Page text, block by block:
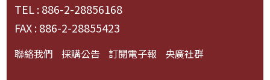
TEL : 886-2-28856168
FAX : 886-2-28855423
聯絡我們 採購公告 訂閱電子報 央廣社群